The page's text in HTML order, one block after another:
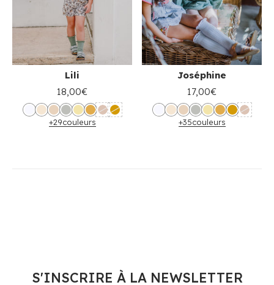
Lili
18,00€
+29couleurs
Joséphine
17,00€
+35couleurs
S'INSCRIRE À LA NEWSLETTER